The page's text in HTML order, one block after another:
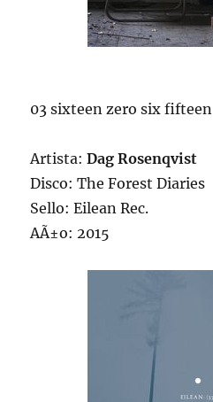
03 sixteen zero six fifteen
Artista:Dag Rosenqvist
Disco: The Forest Diaries
Sello: Eilean Rec.
AÃ±o: 2015